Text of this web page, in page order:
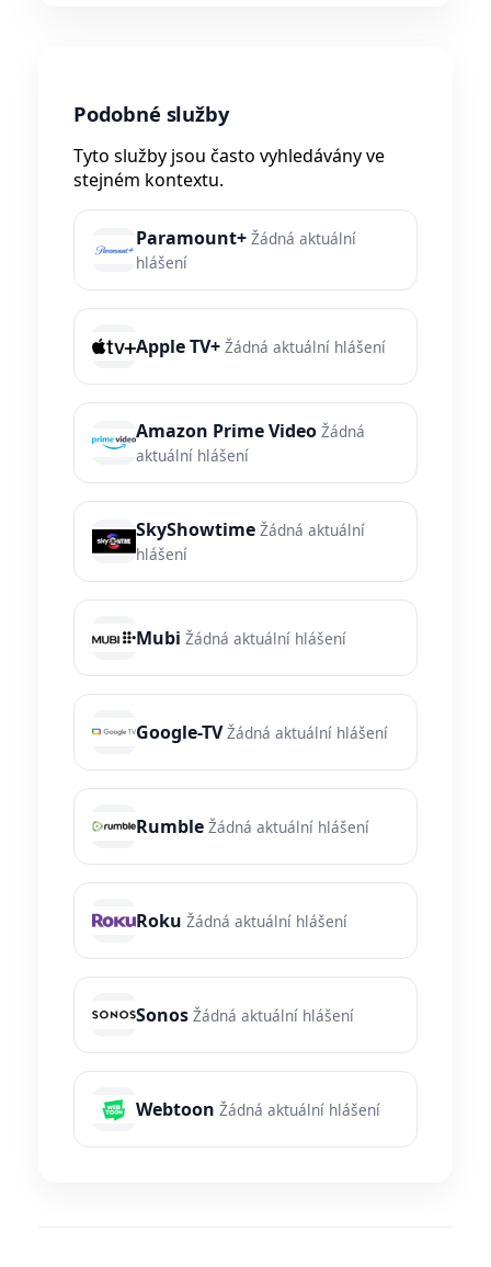
Podobné služby
Tyto služby jsou často vyhledávány ve
stejném kontextu.
Paramount+ Žádná aktuální
hlášení
Apple TV+ Žádná aktuální hlášení
Amazon Prime Video Žádná
aktuální hlášení
SkyShowtime Žádná aktuální
hlášení
Mubi Žádná aktuální hlášení
Google-TV Žádná aktuální hlášení
Rumble Žádná aktuální hlášení
Roku Žádná aktuální hlášení
Sonos Žádná aktuální hlášení
Webtoon Žádná aktuální hlášení